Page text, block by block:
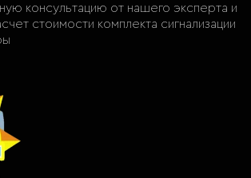
консультацию от нашего эксперта и
стоимости комплекта сигнализации